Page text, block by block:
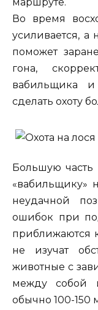
Во время
усиливается, а
поможет
гона,
вабильщика
сделать охоту
Большую часть
«вабильщику»
неудачной
ошибок при
приближаются
не изучат
животные с
между собой
обычно 100-150